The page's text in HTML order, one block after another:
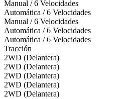
Manual / 6 Velocidades
Automática / 6 Velocidades
Manual / 6 Velocidades
Automática / 6 Velocidades
Automática / 6 Velocidades
Tracción
2WD (Delantera)
2WD (Delantera)
2WD (Delantera)
2WD (Delantera)
2WD (Delantera)